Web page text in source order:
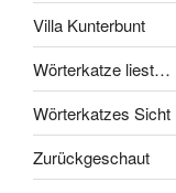
Villa Kunterbunt
Wörterkatze liest…
Wörterkatzes Sicht
Zurückgeschaut